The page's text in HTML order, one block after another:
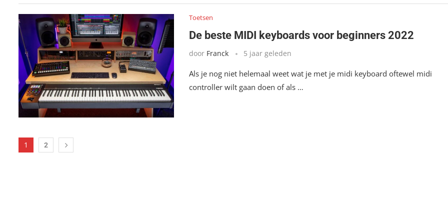
Toetsen
De beste MIDI keyboards voor beginners 2022
door Franck 5 jaar geleden
Als je nog niet helemaal weet wat je met je midi keyboard oftewel midi
controller wilt gaan doen of als …
1 2